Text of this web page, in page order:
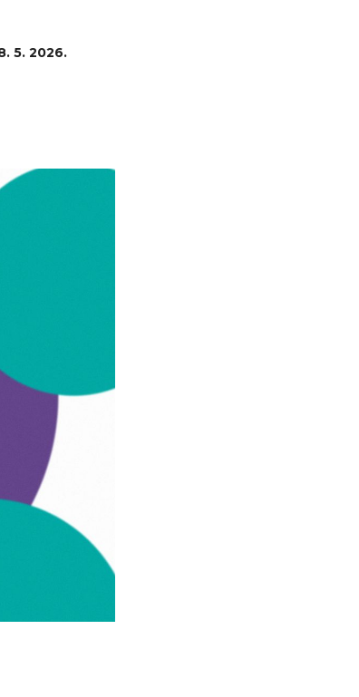
5. 2026.